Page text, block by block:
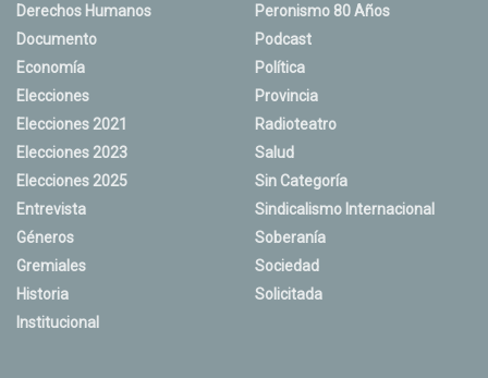
Derechos Humanos
Documento
Economía
Elecciones
Elecciones 2021
Elecciones 2023
Elecciones 2025
Entrevista
Géneros
Gremiales
Historia
Institucional
Peronismo 80 Años
Podcast
Política
Provincia
Radioteatro
Salud
Sin Categoría
Sindicalismo Internacional
Soberanía
Sociedad
Solicitada